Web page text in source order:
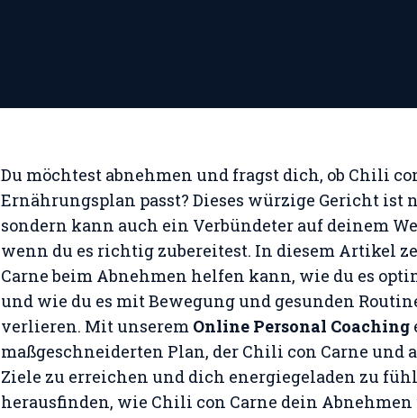
Du möchtest abnehmen und fragst dich, ob Chili
Ernährungsplan passt? Dieses würzige Gericht ist
sondern kann auch ein Verbündeter auf deinem
wenn du es richtig zubereitest. In diesem Artikel
Carne beim Abnehmen helfen kann, wie du es
und wie du es mit Bewegung und gesunden
verlieren. Mit unserem Online Personal Coaching
maßgeschneiderten Plan, der Chili con Carne und
Ziele zu erreichen und dich energiegeladen zu
herausfinden, wie Chili con Carne dein